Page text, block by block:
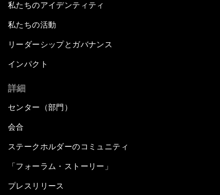
私たちのアイデンティティ
私たちの活動
リーダーシップとガバナンス
インパクト
詳細
センター（部門）
会合
ステークホルダーのコミュニティ
「フォーラム・ストーリー」
プレスリリース